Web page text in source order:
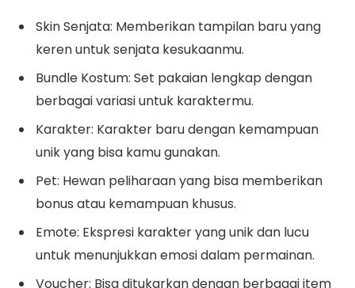
Skin Senjata: Memberikan tampilan baru yang
keren untuk senjata kesukaanmu.
Bundle Kostum: Set pakaian lengkap dengan
berbagai variasi untuk karaktermu.
Karakter: Karakter baru dengan kemampuan
unik yang bisa kamu gunakan.
Pet: Hewan peliharaan yang bisa memberikan
bonus atau kemampuan khusus.
Emote: Ekspresi karakter yang unik dan lucu
untuk menunjukkan emosi dalam permainan.
Voucher: Bisa ditukarkan dengan berbagai item